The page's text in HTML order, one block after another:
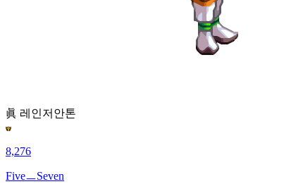
眞 레인저 안톤
8,276
FiveㅡSeven